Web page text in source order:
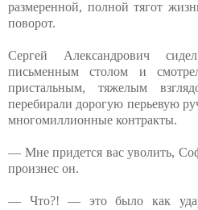
размеренной, полной тягот
поворот.
Сергей Александрович
письменным столом и
пристальным, тяжелым
перебирали дорогую перьевую
многомиллионные контракты.
— Мне придется вас уволить,
произнес он.
— Что?! — это было как